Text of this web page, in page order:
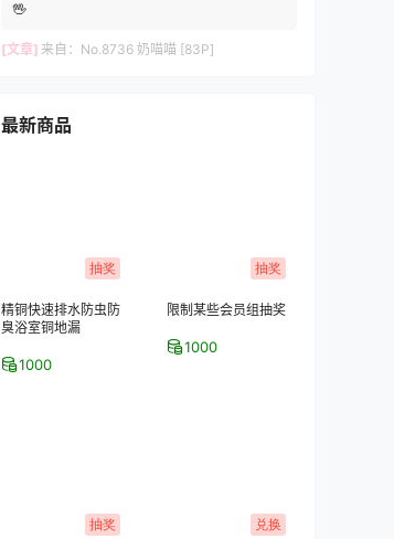
🖖
[文章] 来自： No.8736 奶喵喵 [83P]
最新商品
抽奖
精铜快速排水防虫防
臭浴室铜地漏
1000
抽奖
限制某些会员组抽奖
1000
抽奖 兑换